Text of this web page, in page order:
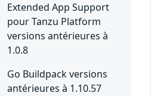
Extended App Support
pour Tanzu Platform
versions antérieures à
1.0.8
Go Buildpack versions
antérieures à 1.10.57